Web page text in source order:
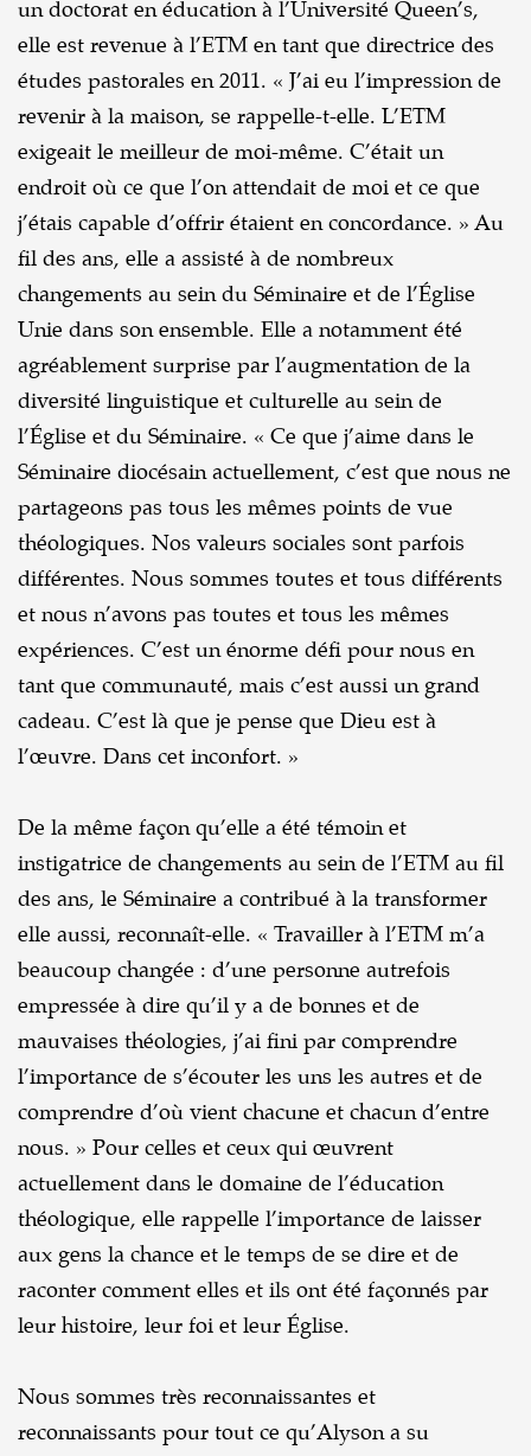
un doctorat en éducation à l’Université Queen’s,
elle est revenue à l’ETM en tant que directrice des
études pastorales en 2011. « J’ai eu l’impression de
revenir à la maison, se rappelle-t-elle. L’ETM
exigeait le meilleur de moi-même. C’était un
endroit où ce que l’on attendait de moi et ce que
j’étais capable d’offrir étaient en concordance. » Au
fil des ans, elle a assisté à de nombreux
changements au sein du Séminaire et de l’Église
Unie dans son ensemble. Elle a notamment été
agréablement surprise par l’augmentation de la
diversité linguistique et culturelle au sein de
l’Église et du Séminaire. « Ce que j’aime dans le
Séminaire diocésain actuellement, c’est que nous ne
partageons pas tous les mêmes points de vue
théologiques. Nos valeurs sociales sont parfois
différentes. Nous sommes toutes et tous différents
et nous n’avons pas toutes et tous les mêmes
expériences. C’est un énorme défi pour nous en
tant que communauté, mais c’est aussi un grand
cadeau. C’est là que je pense que Dieu est à
l’œuvre. Dans cet inconfort. »
De la même façon qu’elle a été témoin et
instigatrice de changements au sein de l’ETM au fil
des ans, le Séminaire a contribué à la transformer
elle aussi, reconnaît-elle. « Travailler à l’ETM m’a
beaucoup changée : d’une personne autrefois
empressée à dire qu’il y a de bonnes et de
mauvaises théologies, j’ai fini par comprendre
l’importance de s’écouter les uns les autres et de
comprendre d’où vient chacune et chacun d’entre
nous. » Pour celles et ceux qui œuvrent
actuellement dans le domaine de l’éducation
théologique, elle rappelle l’importance de laisser
aux gens la chance et le temps de se dire et de
raconter comment elles et ils ont été façonnés par
leur histoire, leur foi et leur Église.
Nous sommes très reconnaissantes et
reconnaissants pour tout ce qu’Alyson a su